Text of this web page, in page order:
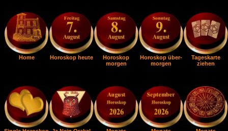
Home Horoskop heute
Horoskop
morgen
Horoskop über-
morgen
Tageskarte
ziehen